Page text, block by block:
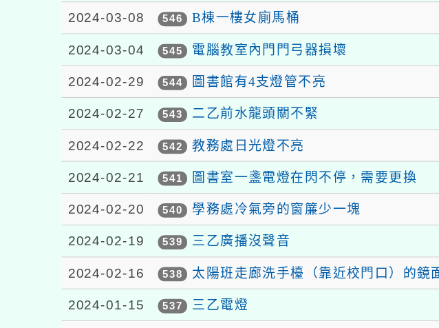
2024-03-08 546 B棟一樓女廁馬桶
2024-03-04 545 電腦教室內門門弓器損壞
2024-02-29 544 圖書館有4支燈管不亮
2024-02-27 543 二乙前水龍頭關不緊
2024-02-22 542 教務處日光燈不亮
2024-02-21 541 圖書室一盞電燈在閃不停，需要更換
2024-02-20 540 學務處冷氣旁的窗簾少一塊
2024-02-19 539 三乙廣播沒聲音
2024-02-16 538 太陽班走廊洗手檯（靠近校門口）的鏡
2024-01-15 537 三乙電燈